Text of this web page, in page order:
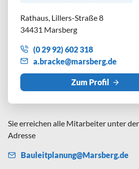
Rathaus, Lillers-Straße 8
34431 Marsberg
(0 29 92) 602 318
br ck m rsb rg d
Zum Profil
Sie erreichen alle Mitarbeiter unter
Adresse
B tpl n ng M rsb rg d